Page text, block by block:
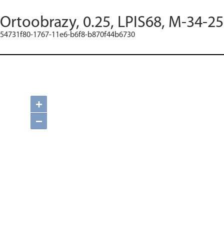
Ortoobrazy, 0.25, LPIS68, M-34-
54731f80-1767-11e6-b6f8-b870f44b6730
+
−